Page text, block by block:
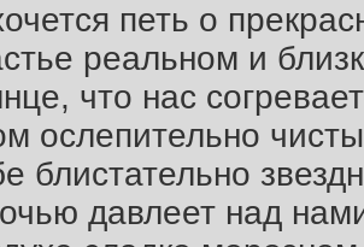
петь о
реальном и
что нас согревает
ослепительно
блистательно
давлеет над